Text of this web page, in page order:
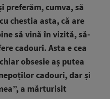
preferăm, cumva, să
chestia asta, că are
să vină în vizită, să-
cadouri. Asta e cea
obsesie aș putea
cadouri, dar și
a mărturisit